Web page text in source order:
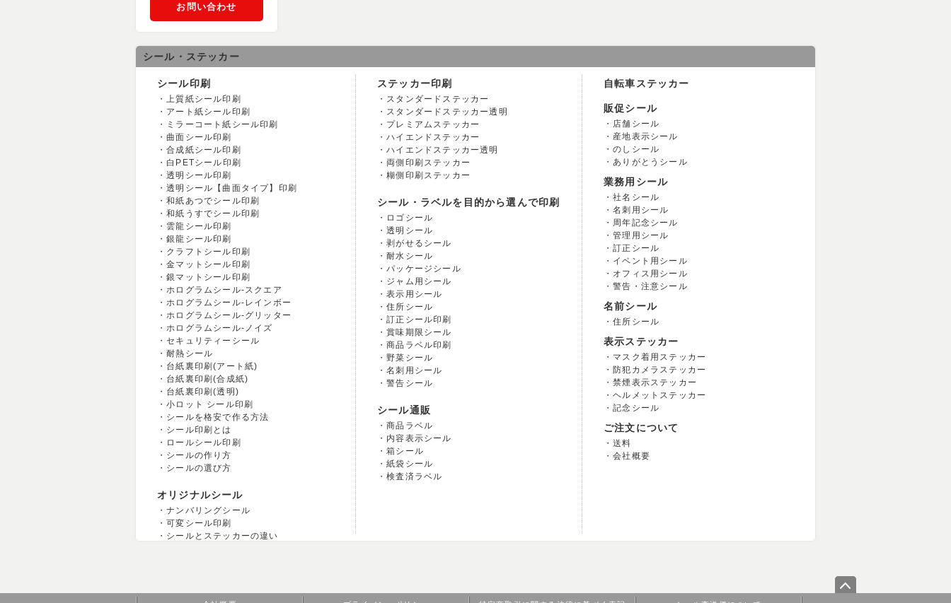
お問い合わせ
シール・ステッカー
シール印刷
上質紙シール印刷
アート紙シール印刷
ミラーコート紙シール印刷
曲面シール印刷
合成紙シール印刷
白PETシール印刷
透明シール印刷
透明シール【曲面タイプ】印刷
和紙あつでシール印刷
和紙うすでシール印刷
雲龍シール印刷
銀龍シール印刷
クラフトシール印刷
金マットシール印刷
銀マットシール印刷
ホログラムシール-スクエア
ホログラムシール-レインボー
ホログラムシール-グリッター
ホログラムシール-ノイズ
セキュリティーシール
耐熱シール
台紙裏印刷(アート紙)
台紙裏印刷(合成紙)
台紙裏印刷(透明)
小ロット シール印刷
シールを格安で作る方法
シール印刷とは
ロールシール印刷
シールの作り方
シールの選び方
オリジナルシール
ナンバリングシール
可変シール印刷
シールとステッカーの違い
ステッカー印刷
スタンダードステッカー
スタンダードステッカー透明
プレミアムステッカー
ハイエンドステッカー
ハイエンドステッカー透明
両側印刷ステッカー
糊側印刷ステッカー
シール・ラベルを目的から選んで印刷
ロゴシール
透明シール
剥がせるシール
耐水シール
パッケージシール
ジャム用シール
表示用シール
住所シール
訂正シール印刷
賞味期限シール
商品ラベル印刷
野菜シール
名刺用シール
警告シール
シール通販
商品ラベル
内容表示シール
箱シール
紙袋シール
検査済ラベル
自転車ステッカー
販促シール
店舗シール
産地表示シール
のしシール
ありがとうシール
業務用シール
社名シール
名刺用シール
周年記念シール
管理用シール
訂正シール
イベント用シール
オフィス用シール
警告・注意シール
名前シール
住所シール
表示ステッカー
マスク着用ステッカー
防犯カメラステッカー
禁煙表示ステッカー
ヘルメットステッカー
記念シール
ご注文について
送料
会社概要